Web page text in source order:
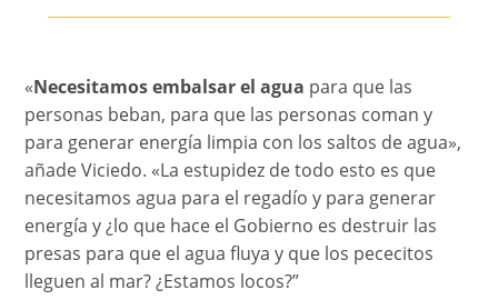
«Necesitamos embalsar el agua para que las
personas beban, para que las personas coman y
para generar energía limpia con los saltos de agua»,
añade Viciedo. «La estupidez de todo esto es que
necesitamos agua para el regadío y para generar
energía y ¿lo que hace el Gobierno es destruir las
presas para que el agua fluya y que los pececitos
lleguen al mar? ¿Estamos locos?”